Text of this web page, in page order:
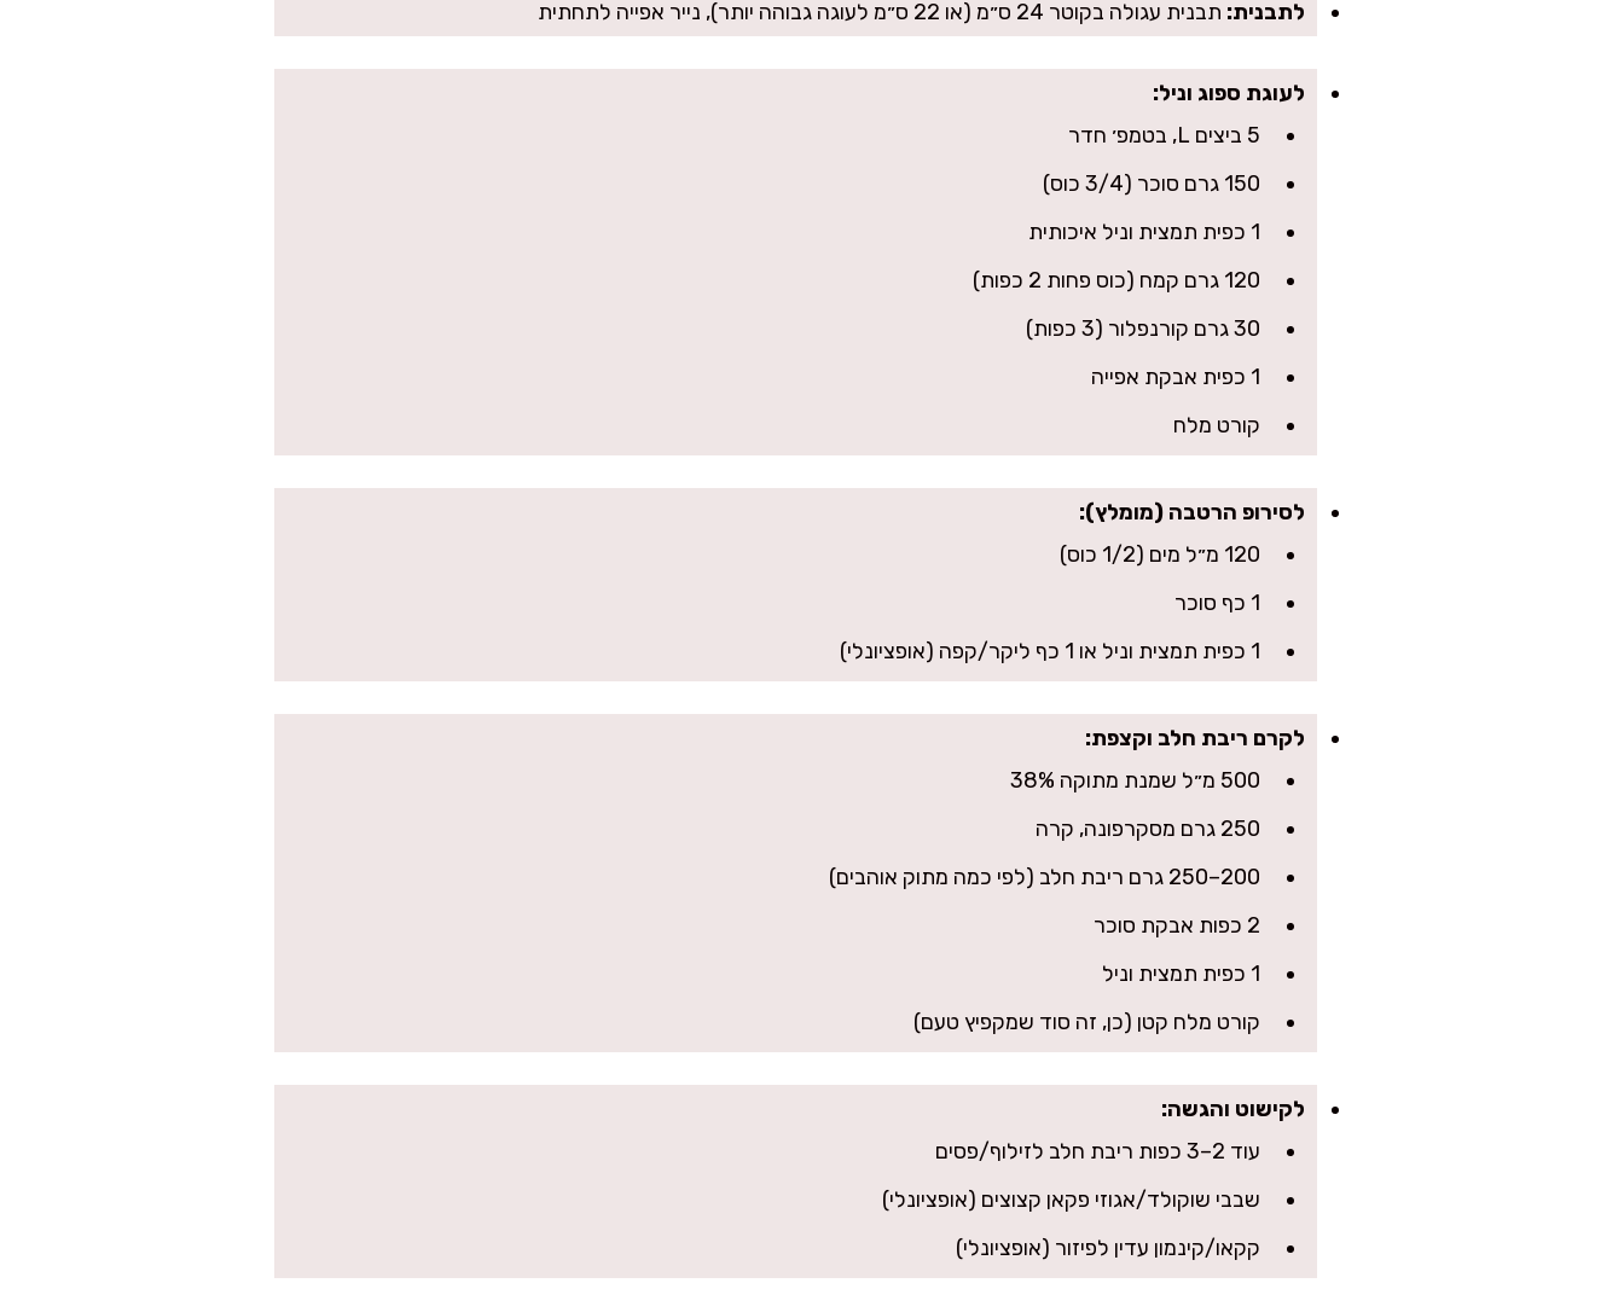
לתבנית: תבנית עגולה בקוטר 24 ס״מ (או 22 ס״מ לעוגה גבוהה יותר), נייר אפייה לתחתית
לעוגת ספוג וניל:
5 ביצים L, בטמפ׳ חדר
150 גרם סוכר (3/4 כוס)
1 כפית תמצית וניל איכותית
120 גרם קמח (כוס פחות 2 כפות)
30 גרם קורנפלור (3 כפות)
1 כפית אבקת אפייה
קורט מלח
לסירופ הרטבה (מומלץ):
120 מ״ל מים (1/2 כוס)
1 כף סוכר
1 כפית תמצית וניל או 1 כף ליקר/קפה (אופציונלי)
לקרם ריבת חלב וקצפת:
500 מ״ל שמנת מתוקה 38%
250 גרם מסקרפונה, קרה
200–250 גרם ריבת חלב (לפי כמה מתוק אוהבים)
2 כפות אבקת סוכר
1 כפית תמצית וניל
קורט מלח קטן (כן, זה סוד שמקפיץ טעם)
לקישוט והגשה:
עוד 2–3 כפות ריבת חלב לזילוף/פסים
שבבי שוקולד/אגוזי פקאן קצוצים (אופציונלי)
קקאו/קינמון עדין לפיזור (אופציונלי)